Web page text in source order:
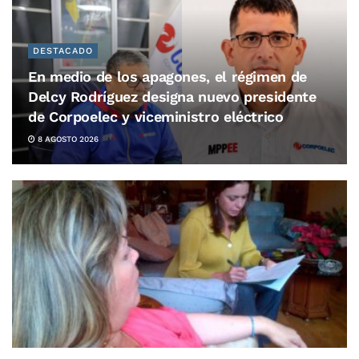
DESTACADO
En medio de los apagones, el régimen de
Delcy Rodríguez designa nuevo presidente
de Corpoelec y viceministro eléctrico
8 AGOSTO 2026